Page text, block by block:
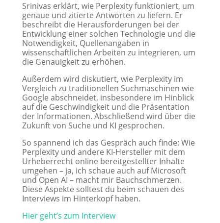
Srinivas erklärt, wie Perplexity funktioniert, um
genaue und zitierte Antworten zu liefern. Er
beschreibt die Herausforderungen bei der
Entwicklung einer solchen Technologie und die
Notwendigkeit, Quellenangaben in
wissenschaftlichen Arbeiten zu integrieren, um
die Genauigkeit zu erhöhen.
Außerdem wird diskutiert, wie Perplexity im
Vergleich zu traditionellen Suchmaschinen wie
Google abschneidet, insbesondere im Hinblick
auf die Geschwindigkeit und die Präsentation
der Informationen. Abschließend wird über die
Zukunft von Suche und KI gesprochen.
So spannend ich das Gespräch auch finde: Wie
Perplexity und andere KI-Hersteller mit dem
Urheberrecht online bereitgestellter Inhalte
umgehen – ja, ich schaue auch auf Microsoft
und Open AI – macht mir Bauchschmerzen.
Diese Aspekte solltest du beim schauen des
Interviews im Hinterkopf haben.
Hier geht’s zum Interview